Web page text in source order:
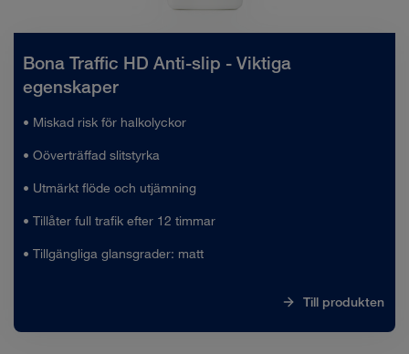
Bona Traffic HD Anti-slip - Viktiga
egenskaper
• Miskad risk för halkolyckor
• Oöverträffad slitstyrka
• Utmärkt flöde och utjämning
• Tillåter full trafik efter 12 timmar
• Tillgängliga glansgrader: matt
Till produkten